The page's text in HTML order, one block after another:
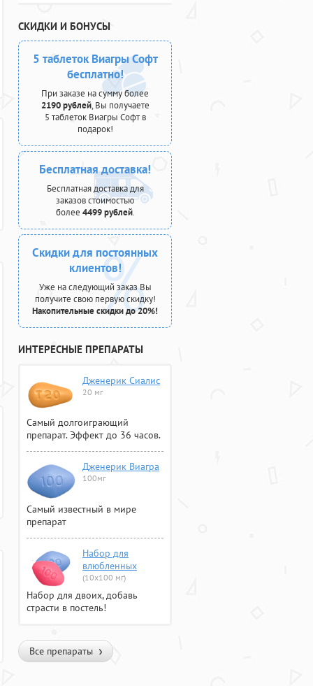
СКИДКИ И БОНУСЫ
5 таблеток Виагры Софт
бесплатно!
При заказе на сумму более
2190 рублей, Вы получаете
5 таблеток Виагры Софт в
подарок!
Бесплатная доставка!
Бесплатная доставка для
заказов стоимостью
более 4499 рублей.
Скидки для постоянных
клиентов!
Уже на следующий заказ Вы
получите свою первую скидку!
Накопительные скидки до 20%!
ИНТЕРЕСНЫЕ ПРЕПАРАТЫ
Дженерик Сиалис
20 мг
Самый долгоиграющий
препарат. Эффект до 36 часов.
Дженерик Виагра
100мг
Самый известный в мире
препарат
Набор для
влюбленных
(10х100 мг)
Набор для двоих, добавь
страсти в постель!
Все препараты